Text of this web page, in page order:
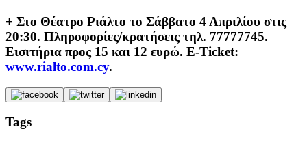
+ Στο Θέατρο Ριάλτο το Σάββατο 4 Απριλίου στις
20:30. Πληροφορίες/κρατήσεις τηλ. 77777745.
Εισιτήρια προς 15 και 12 ευρώ. E-Ticket:
www.rialto.com.cy.
Tags